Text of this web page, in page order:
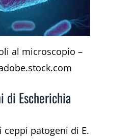
al microscopio –
di Escherichia
ceppi patogeni di E.